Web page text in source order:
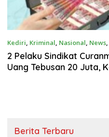
Kediri, Kriminal, Nasional, News,
2 Pelaku Sindikat
Uang Tebusan 20 Juta,
Berita Terbaru